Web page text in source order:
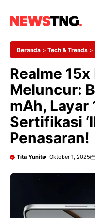
Beranda > Tech & Trends >
Realme 15x
Meluncur:
mAh, Layar
Sertifikasi
Penasaran!
Tita Yunita Oktober 1, 2025